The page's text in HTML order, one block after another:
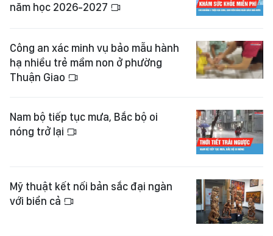
năm học 2026-2027
Công an xác minh vụ bảo mẫu hành
hạ nhiều trẻ mầm non ở phường
Thuận Giao
Nam bộ tiếp tục mưa, Bắc bộ oi
nóng trở lại
Mỹ thuật kết nối bản sắc đại ngàn
với biển cả